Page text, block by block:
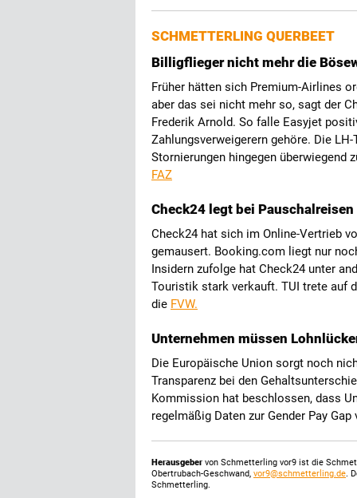
SCHMETTERLING QUERBEET
Billigflieger nicht mehr die
Früher hätten sich Premium-Airlines
aber das sei nicht mehr so, sagt der
Frederik Arnold. So falle Easyjet
Zahlungsverweigerern gehöre. Die
Stornierungen hingegen überwiegend
FAZ
Check24 legt bei
Check24 hat sich im Online-Vertrieb
gemausert. Booking.com liegt nur
Insidern zufolge hat Check24 unter
Touristik stark verkauft. TUI trete auf
die FVW.
Unternehmen müssen
Die Europäische Union sorgt noch
Transparenz bei den
Kommission hat beschlossen, dass
regelmäßig Daten zur Gender Pay
Herausgeber von Schmetterling vor9 ist die
Obertrubach-Geschwand, vor9@schmetterling.de.
Schmetterling.